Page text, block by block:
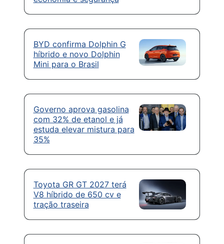
BYD confirma Dolphin G
híbrido e novo Dolphin
Mini para o Brasil
Governo aprova gasolina
com 32% de etanol e já
estuda elevar mistura para
35%
Toyota GR GT 2027 terá
V8 híbrido de 650 cv e
tração traseira